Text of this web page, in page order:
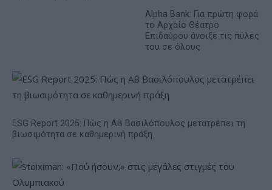
Alpha Bank: Για πρώτη φορά
το Αρχαίο Θέατρο
Επιδαύρου άνοιξε τις πύλες
του σε όλους
ESG Report 2025: Πώς η ΑΒ Βασιλόπουλος μετατρέπει τη
βιωσιμότητα σε καθημερινή πράξη